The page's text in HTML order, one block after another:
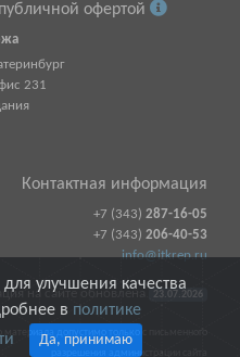
офертой
231
Контактная информация
+7 (343) 287-16-05
+7 (343) 206-40-53
info@itkrep.ru
на сайте обновлена 23.07.2026
материала допустимо только с письменного
разрешения администрации сайта
для улучшения качества
в политике
Да, принимаю